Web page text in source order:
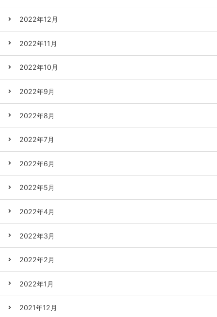
2022年12月
2022年11月
2022年10月
2022年9月
2022年8月
2022年7月
2022年6月
2022年5月
2022年4月
2022年3月
2022年2月
2022年1月
2021年12月